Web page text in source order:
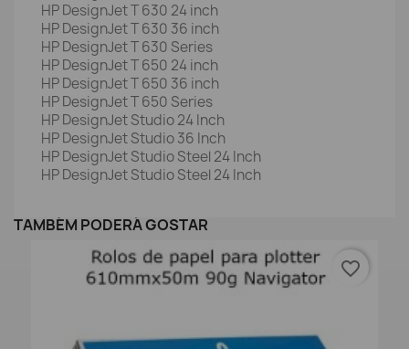
HP DesignJet T 630 24 inch
HP DesignJet T 630 36 inch
HP DesignJet T 630 Series
HP DesignJet T 650 24 inch
HP DesignJet T 650 36 inch
HP DesignJet T 650 Series
HP DesignJet Studio 24 Inch
HP DesignJet Studio 36 Inch
HP DesignJet Studio Steel 24 Inch
HP DesignJet Studio Steel 24 Inch
TAMBÉM PODERÁ GOSTAR
favorite_border